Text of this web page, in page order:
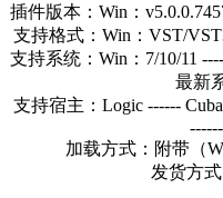
插件版本：Win：
支持格式：Win：VST/
支持系统：Win：7/10/11
最新
支持宿主：Logic ------
加载方式：附带（
发货方